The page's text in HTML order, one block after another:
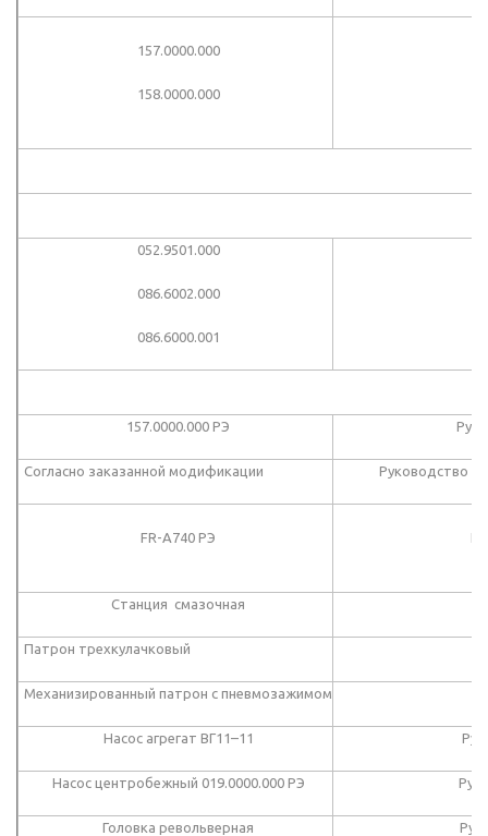
157.0000.000
158.0000.000
052.9501.000
086.6002.000
086.6000.001
157.0000.000 РЭ
Согласно заказанной модификации Руководство
FR-A740 РЭ
Станция смазочная
Патрон трехкулачковый
Механизированный патрон с пневмозажимом
Насос агрегат ВГ11–11
Насос центробежный 019.0000.000 РЭ
Головка револьверная